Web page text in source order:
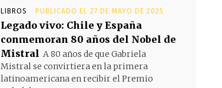
LIBROS PUBLICADO EL 27 DE MAYO DE 2025
Legado vivo: Chile y España
conmemoran 80 años del Nobel de
Mistral A 80 años de que Gabriela
Mistral se convirtiera en la primera
latinoamericana en recibir el Premio